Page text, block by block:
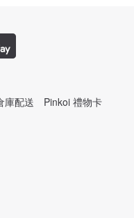
庫配送
Pinkoi 禮物卡